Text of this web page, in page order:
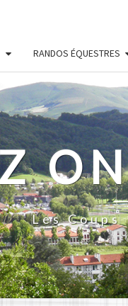
RANDOS ÉQUESTRES
Les Coups